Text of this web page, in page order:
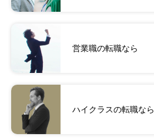
営業職の転職なら
ハイクラスの転職なら